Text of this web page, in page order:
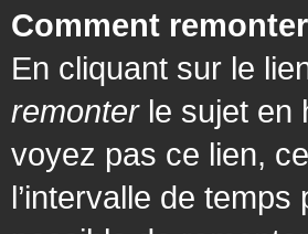
Comment
En cliquant sur le
remonterle sujet en
voyez pas ce lien,
l’intervalle de